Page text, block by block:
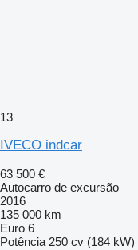
13
IVECO indcar
63 500 €
Autocarro de excursão
2016
135 000 km
Euro 6
Potência 250 cv (184 kW)